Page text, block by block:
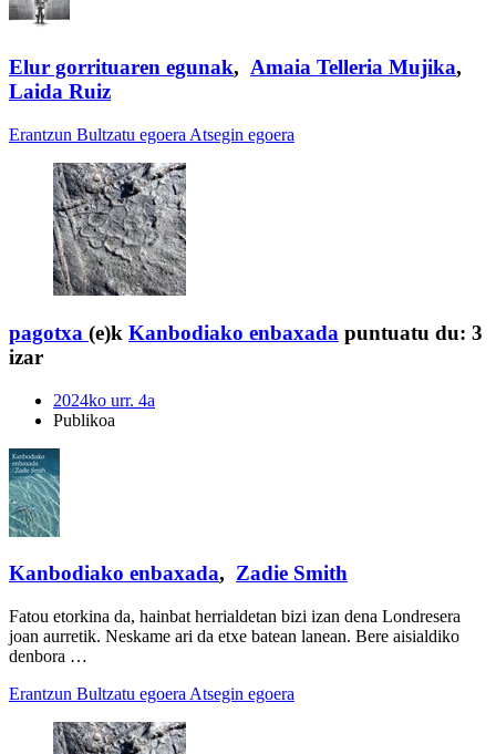
Elur gorrituaren egunak, Amaia Telleria Mujika,
Laida Ruiz
Erantzun Bultzatu egoera Atsegin egoera
pagotxa (e)k Kanbodiako enbaxada puntuatu du: 3
izar
2024ko urr. 4a
Publikoa
Kanbodiako enbaxada, Zadie Smith
Fatou etorkina da, hainbat herrialdetan bizi izan dena Londresera
joan aurretik. Neskame ari da etxe batean lanean. Bere aisialdiko
denbora …
Erantzun Bultzatu egoera Atsegin egoera